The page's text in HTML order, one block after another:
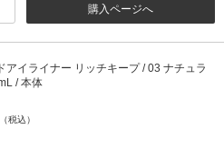
購入ページへ
アイライナー リッチキープ / 03 ナチュラ
/ 本体
（税込）